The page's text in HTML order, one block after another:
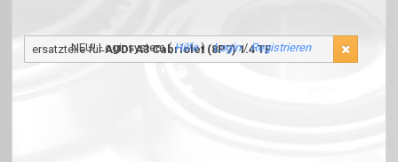
NEU! Loginsystem (Hilfe) :Login/Registrieren
ersatzteile fürAUDI A3 Cabriolet (8P7) 1.4 TF